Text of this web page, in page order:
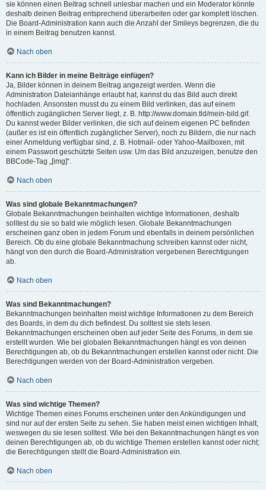
sie können einen Beitrag schnell unlesbar machen und ein Moderator könnte
deshalb deinen Beitrag entsprechend überarbeiten oder gar komplett löschen.
Die Board-Administration kann auch die Anzahl der Smileys begrenzen, die du
in einem Beitrag benutzen kannst.
Nach oben
Kann ich Bilder in meine Beiträge einfügen?
Ja, Bilder können in deinem Beitrag angezeigt werden. Wenn die
Administration Dateianhänge erlaubt hat, kannst du das Bild auch direkt
hochladen. Ansonsten musst du zu einem Bild verlinken, das auf einem
öffentlich zugänglichen Server liegt, z. B. http://www.domain.tld/mein-bild.gif.
Du kannst weder Bilder verlinken, die sich auf deinem eigenen PC befinden
(außer es ist ein öffentlich zugänglicher Server), noch zu Bildern, die nur nach
einer Anmeldung verfügbar sind, z. B. Hotmail- oder Yahoo-Mailboxen, mit
einem Passwort geschützte Seiten usw. Um das Bild anzuzeigen, benutze den
BBCode-Tag „[img]“.
Nach oben
Was sind globale Bekanntmachungen?
Globale Bekanntmachungen beinhalten wichtige Informationen, deshalb
solltest du sie so bald wie möglich lesen. Globale Bekanntmachungen
erscheinen ganz oben in jedem Forum und ebenfalls in deinem persönlichen
Bereich. Ob du eine globale Bekanntmachung schreiben kannst oder nicht,
hängt von den durch die Board-Administration vergebenen Berechtigungen
ab.
Nach oben
Was sind Bekanntmachungen?
Bekanntmachungen beinhalten meist wichtige Informationen zu dem Bereich
des Boards, in dem du dich befindest. Du solltest sie stets lesen.
Bekanntmachungen erscheinen oben auf jeder Seite des Forums, in dem sie
erstellt wurden. Wie bei globalen Bekanntmachungen hängt es von deinen
Berechtigungen ab, ob du Bekanntmachungen erstellen kannst oder nicht. Die
Berechtigungen werden von der Board-Administration vergeben.
Nach oben
Was sind wichtige Themen?
Wichtige Themen eines Forums erscheinen unter den Ankündigungen und
sind nur auf der ersten Seite zu sehen. Sie haben meist einen wichtigen Inhalt,
weswegen du sie lesen solltest. Wie bei den Bekanntmachungen hängt es von
deinen Berechtigungen ab, ob du wichtige Themen erstellen kannst oder nicht;
die Berechtigungen stellt die Board-Administration ein.
Nach oben